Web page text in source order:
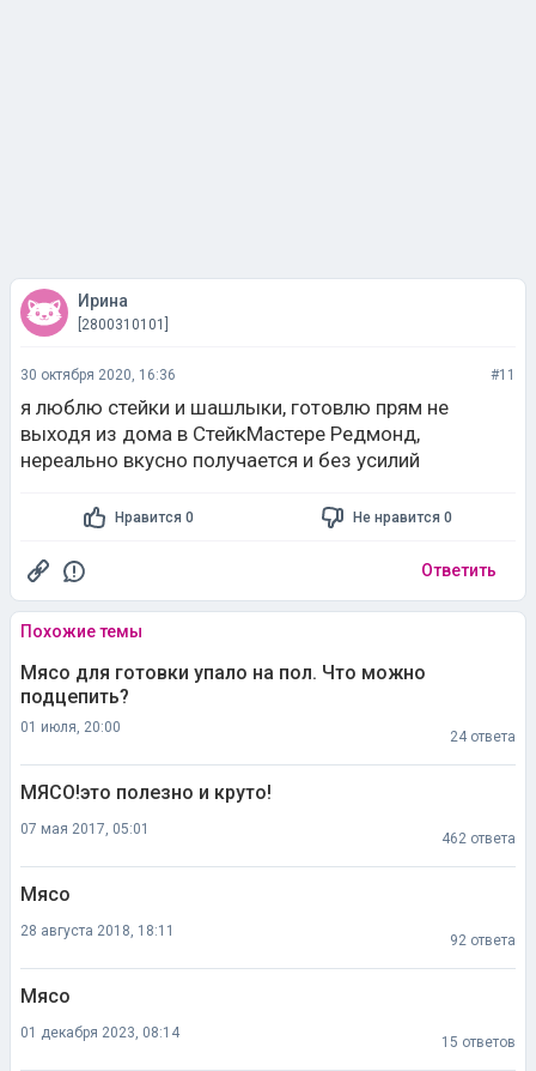
Ирина
[2800310101]
30 октября 2020, 16:36 #11
я люблю стейки и шашлыки, готовлю прям не
выходя из дома в СтейкМастере Редмонд,
нереально вкусно получается и без усилий
Нравится 0 Не нравится 0
Ответить
Похожие темы
Мясо для готовки упало на пол. Что можно
подцепить?
01 июля, 20:00
24 ответа
МЯСО!это полезно и круто!
07 мая 2017, 05:01
462 ответа
Мясо
28 августа 2018, 18:11
92 ответа
Мясо
01 декабря 2023, 08:14
15 ответов